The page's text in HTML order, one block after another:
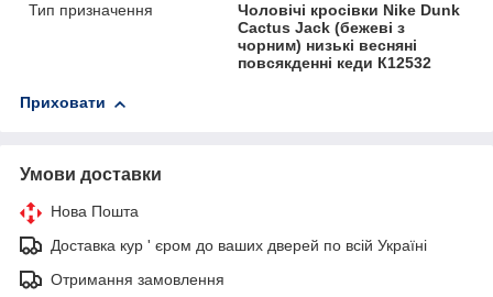
Тип призначення
Чоловічі кросівки Nike Dunk
Cactus Jack (бежеві з
чорним) низькі весняні
повсякденні кеди К12532
Приховати
Умови доставки
Нова Пошта
Доставка кур ' єром до ваших дверей по всій Україні
Отримання замовлення